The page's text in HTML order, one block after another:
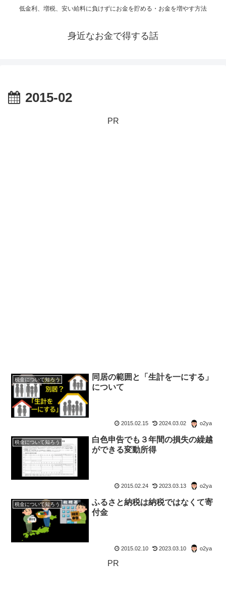
低金利、増税、安い給料に負けずにお金を貯める・お金を増やす方法
身近なお金で得する話
2015-02
PR
税金について知ろう
同居の範囲と「生計を一にする」
について
2015.02.15 2024.03.02 o2ya
税金について知ろう
白色申告でも３年間の損失の繰越
ができる変動所得
2015.02.24 2023.03.13 o2ya
税金について知ろう
ふるさと納税は納税ではなくて寄
付金
2015.02.10 2023.03.10 o2ya
PR